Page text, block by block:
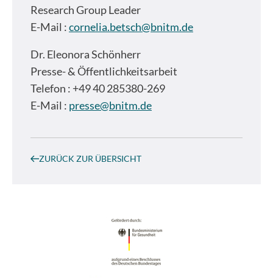
Research Group Leader
E-Mail :cornelia.betsch@bnitm.de
Dr. Eleonora Schönherr
Presse- & Öffentlichkeitsarbeit
Telefon : +49 40 285380-269
E-Mail : presse@bnitm.de
ZURÜCK ZUR ÜBERSICHT